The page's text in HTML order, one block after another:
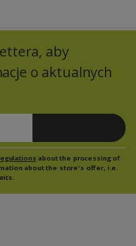
aby
o aktualnych
about the processing of
about the store's offer, i.e.